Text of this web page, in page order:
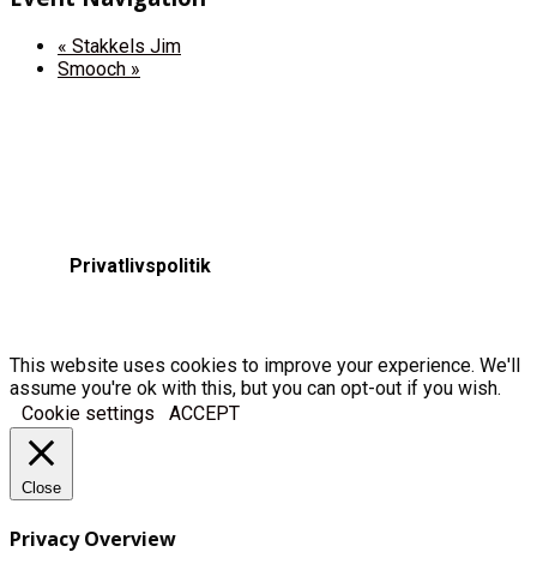
« Stakkels Jim
Smooch »
Privatlivspolitik
This website uses cookies to improve your experience. We'll
assume you're ok with this, but you can opt-out if you wish.
Cookie settings
ACCEPT
Close
Privacy Overview